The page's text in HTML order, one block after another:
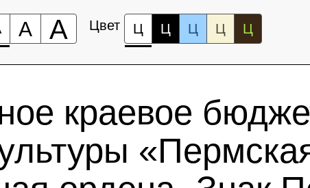
А А Цвет Ц Ц Ц Ц Ц
краевое